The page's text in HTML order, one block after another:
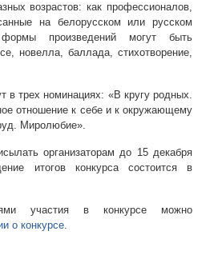
возрастов: как профессионалов,
на белорусском или русском
произведений могут быть
новелла, баллада, стихотворение,
в трех номинациях: «В кругу родных.
отношение к себе и к окружающему
Миролюбие».
организаторам до 15 декабря
итогов конкурса состоится в
участия в конкурсе можно
о конкурсе.